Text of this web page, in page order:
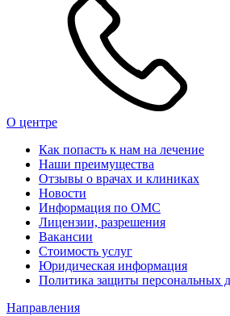
О центре
Как попасть к нам на лечение
Наши преимущества
Отзывы о врачах и клиниках
Новости
Информация по ОМС
Лицензии, разрешения
Вакансии
Стоимость услуг
Юридическая информация
Политика защиты персональных
Направления